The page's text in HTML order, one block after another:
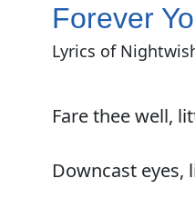
Forever
Lyrics of
Fare thee well,
Downcast eyes,